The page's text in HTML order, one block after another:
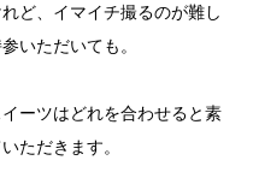
ど、イマイチ撮るのが難し
いただいても。
ーツはどれを合わせると素
ただきます。